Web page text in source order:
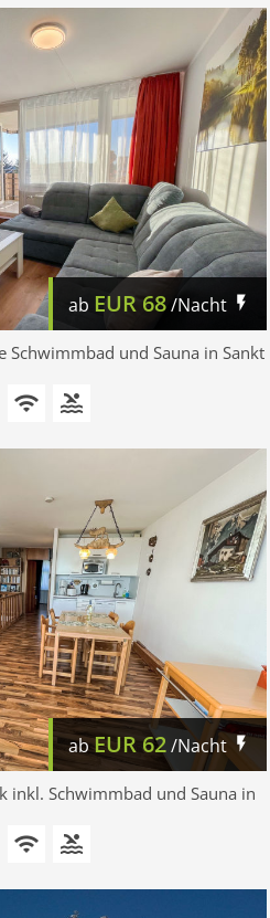
ab EUR 68/Nacht
Schwimmbad und Sauna in Sankt
abEUR 62/Nacht
inkl. Schwimmbad und Sauna in